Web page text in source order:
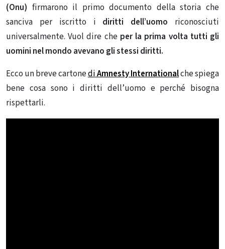
(Onu) firmarono il primo documento della storia che
sanciva per iscritto i diritti dell’uomo riconosciuti
universalmente. Vuol dire che per la prima volta tutti gli
uomini nel mondo avevano gli stessi diritti.
Ecco un breve cartonediAmnesty Internationalche spiega
bene cosa sono i diritti dell’uomo e perché bisogna
rispettarli.